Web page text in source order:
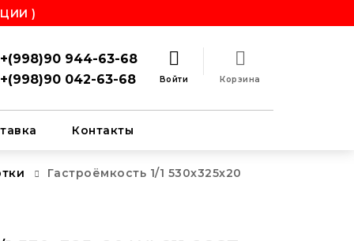
)
Корзина
+(998)90 944-63-68
+(998)90 042-63-68
Войти
Контакты
Гастроёмкость 1/1 530x325x20